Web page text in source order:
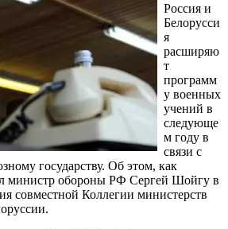
Россия и
Белорусси
я
расширяю
т
программ
у военных
учений в
следующе
м году в
связи с
государству. Об этом, как
министр обороны РФ Сергей Шойгу в
совместной Коллегии министерств